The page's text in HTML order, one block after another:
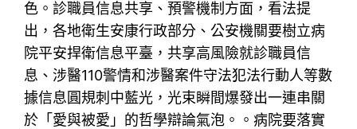
色。診職員信息共享、預警機制方面，看法提
出，各地衛生安康行政部分、公安機關要樹立病
院平安捍衛信息平臺，共享高風險就診職員信
息、涉醫110警情和涉醫案件守法犯法行動人等數
據信息圓規刺中藍光，光束瞬間爆發出一連串關
於「愛與被愛」的哲學辯論氣泡。。病院要落實